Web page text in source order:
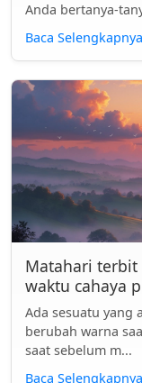
Anda bertanya-
Baca Selengkapnya
Matahari terbit
waktu cahaya
Ada sesuatu yang
berubah warna
saat sebelum m...
Baca Selengkapnya